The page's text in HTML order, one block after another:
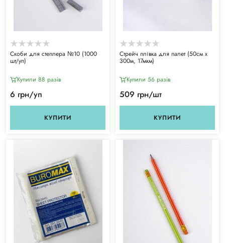
Скоби для степлера №10 (1000
шт/уп)
Купили 88 разiв
6 грн/уп
КУПИТИ
Стрейч плівка для палет (50см х
300м, 17мкм)
Купили 56 разiв
509 грн/шт
КУПИТИ